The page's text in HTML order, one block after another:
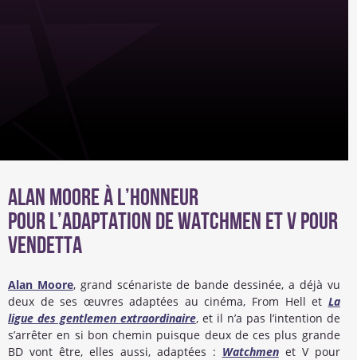
Alan Moore à l’honneur
Pour l’adaptation de Watchmen et V pour
vendetta
Alan Moore, grand scénariste de bande dessinée, a déjà vu
deux de ses œuvres adaptées au cinéma, From Hell et La
ligue des gentlemen extraordinaire, et il n’a pas l’intention de
s’arrêter en si bon chemin puisque deux de ces plus grande
BD vont être, elles aussi, adaptées : Watchmenet V pour